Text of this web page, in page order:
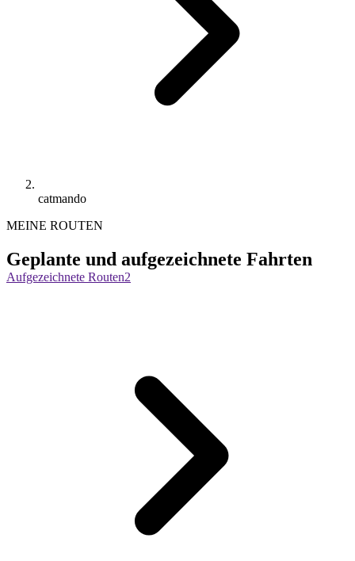
catmando
MEINE ROUTEN
Geplante und aufgezeichnete Fahrten
Aufgezeichnete Routen2